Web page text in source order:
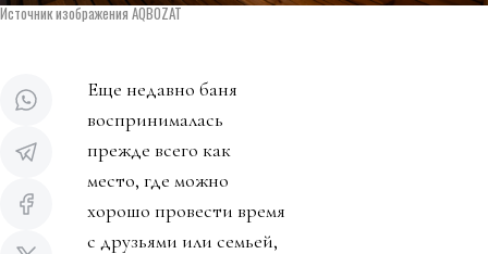
Источник изображения AQBOZAT
Еще недавно баня
воспринималась
прежде всего как
место, где можно
хорошо провести время
с друзьями или семьей,